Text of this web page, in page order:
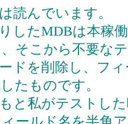
読んでいます。
したMDBは本稼
そこから不要な
ドを削除し、フ
たものです。
と私がテストし